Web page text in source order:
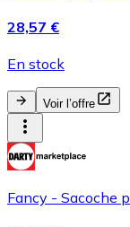
28,57 €
En stock
Voir l’offre
Fancy - Sacoche